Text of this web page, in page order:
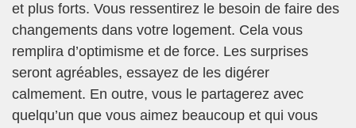
et plus forts. Vous ressentirez le besoin de faire des
changements dans votre logement. Cela vous
remplira d’optimisme et de force. Les surprises
seront agréables, essayez de les digérer
calmement. En outre, vous le partagerez avec
quelqu’un que vous aimez beaucoup et qui vous